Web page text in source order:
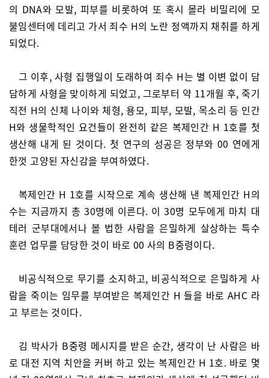
의 DNA와 모발, 피부를 비롯하여 또 혹시 몰라 비밀리에 모
불임센터에 데리고 가서 죄수 H의 노란 정액까지 채취를 하게
되었다.
그 이후, 사형 집행일이 도래하여 죄수 H는 별 이변 없이 담
담하게 사형을 맞이하게 되었고, 그로부터 약 11개월 후, 죽기
직전 H의 신체 나이와 체형, 용모, 피부, 모발, 목소리 등 인간
H와 생물학적인 요건들이 완전히 같은 복제인간 H 1호를 첫
생산해 내게 된 것이다. 첫 연구의 성공은 정부와 00 연에게
한껏 고양된 자신감을 부여하였다.
복제인간 H 1호를 시작으로 계속 생산해 낸 복제인간 H의
수는 지금까지 총 30명에 이른다. 이 30명 모두에게 마치 대
테러 군부대에서나 볼 법한 사람을 은밀하게 살상하는 특수
훈련 업무를 담당한 것이 바로 00 사의 B중령이다.
비공식적으로 무기를 소지하고, 비공식적으로 은밀하게 사
람을 죽이는 임무를 부여받은 복제인간 H 들을 바로 AHC 라
고 부르는 것이다.
김 박사가 B중령 메시지를 받은 순간, 생각이 난 사람은 바
로 대전 지역 치안을 커버 하고 있는 복제인간 H 1호. 바로 몇